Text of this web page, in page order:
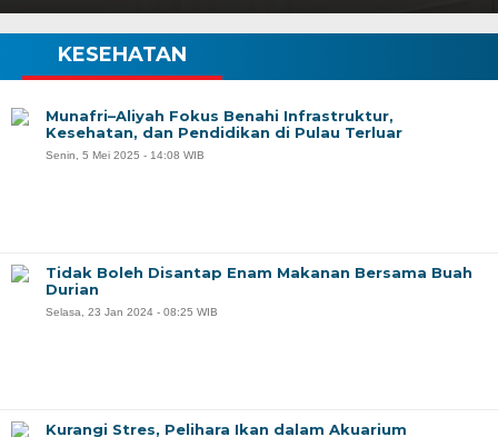
KESEHATAN
Munafri–Aliyah Fokus Benahi Infrastruktur,
Kesehatan, dan Pendidikan di Pulau Terluar
Senin, 5 Mei 2025 - 14:08 WIB
Tidak Boleh Disantap Enam Makanan Bersama Buah
Durian
Selasa, 23 Jan 2024 - 08:25 WIB
Kurangi Stres, Pelihara Ikan dalam Akuarium